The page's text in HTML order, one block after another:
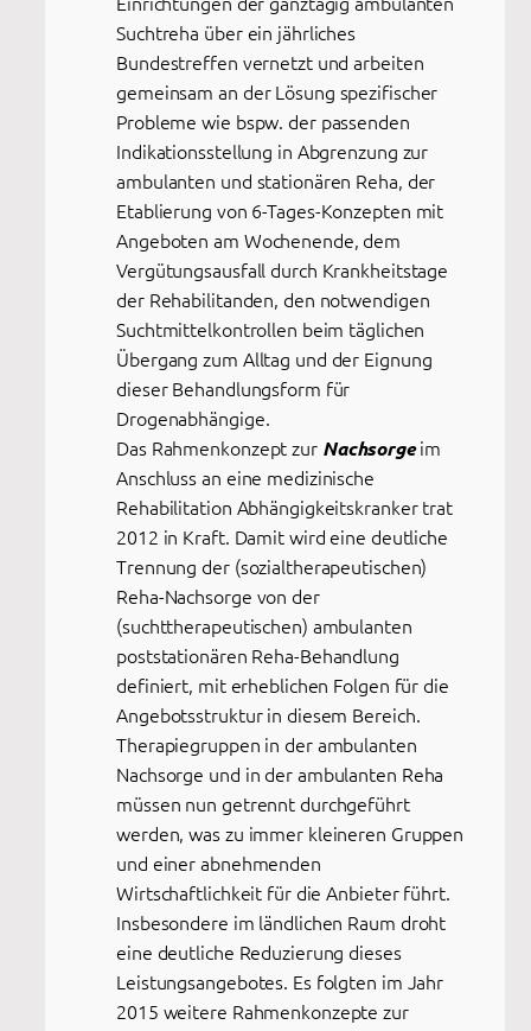
Suchtreha über ein jährliches
Bundestreffen vernetzt und arbeiten
gemeinsam an der Lösung spezifischer
Probleme wie bspw. der passenden
Indikationsstellung in Abgrenzung zur
ambulanten und stationären Reha, der
Etablierung von 6-Tages-Konzepten mit
Angeboten am Wochenende, dem
Vergütungsausfall durch Krankheitstage
der Rehabilitanden, den notwendigen
Suchtmittelkontrollen beim täglichen
Übergang zum Alltag und der Eignung
dieser Behandlungsform für
Drogenabhängige.
Das Rahmenkonzept zur Nachsorgeim
Anschluss an eine medizinische
Rehabilitation Abhängigkeitskranker trat
2012 in Kraft. Damit wird eine deutliche
Trennung der (sozialtherapeutischen)
Reha-Nachsorge von der
(suchttherapeutischen) ambulanten
poststationären Reha-Behandlung
definiert, mit erheblichen Folgen für die
Angebotsstruktur in diesem Bereich.
Therapiegruppen in der ambulanten
Nachsorge und in der ambulanten Reha
müssen nun getrennt durchgeführt
werden, was zu immer kleineren Gruppen
und einer abnehmenden
Wirtschaftlichkeit für die Anbieter führt.
Insbesondere im ländlichen Raum droht
eine deutliche Reduzierung dieses
Leistungsangebotes. Es folgten im Jahr
2015 weitere Rahmenkonzepte zur